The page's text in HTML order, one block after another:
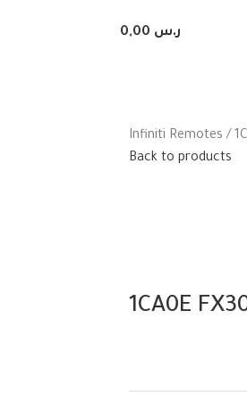
ر.س
Infiniti Remotes
Back to products
1CA0E